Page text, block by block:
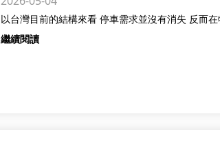
繼續閱讀